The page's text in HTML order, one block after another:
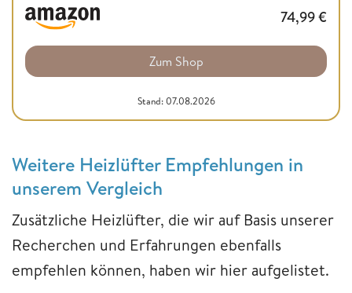
74,99€
Zum Shop
Stand: 07.08.2026
Weitere Heizlüfter Empfehlungen in
unserem Vergleich
Zusätzliche Heizlüfter, die wir auf Basis unserer
Recherchen und Erfahrungen ebenfalls
empfehlen können, haben wir hier aufgelistet.